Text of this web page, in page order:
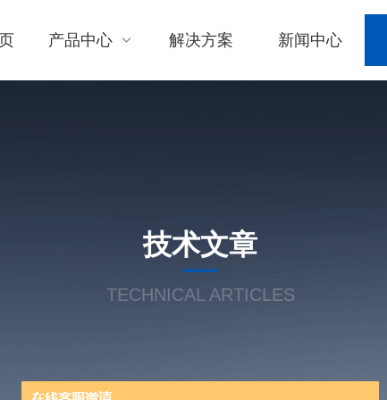
产品中心 解决方案 新闻中心
技术文章
TECHNICAL ARTICLES